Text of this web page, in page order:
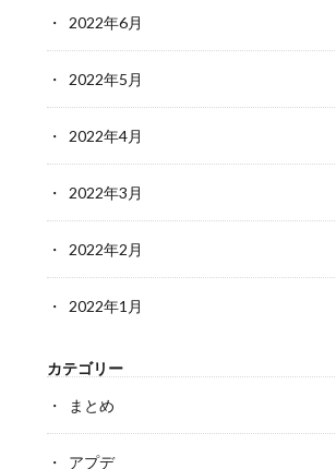
2022年6月
2022年5月
2022年4月
2022年3月
2022年2月
2022年1月
カテゴリー
まとめ
アプデ